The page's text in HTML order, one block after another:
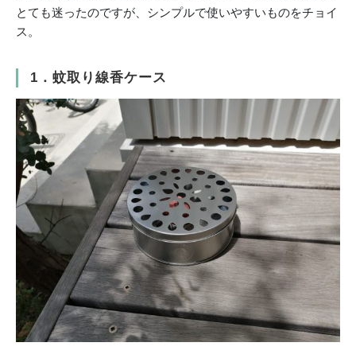
とても迷ったのですが、シンプルで使いやすいものをチョイ
ス。
1．蚊取り線香ケース